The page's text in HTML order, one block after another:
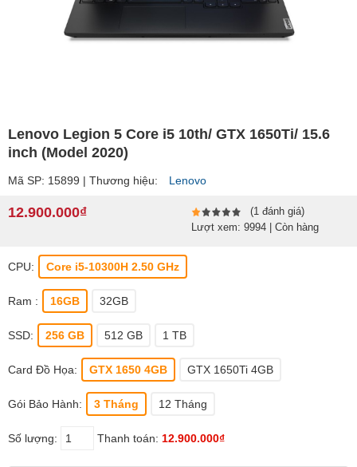
Lenovo Legion 5 Core i5 10th/ GTX 1650Ti/ 15.6
inch (Model 2020)
Mã SP: 15899 | Thương hiệu: Lenovo
12.900.000₫
(1 đánh giá)
Lượt xem: 9994 | Còn hàng
CPU: Core i5-10300H 2.50 GHz
Ram : 16GB 32GB
SSD: 256 GB 512 GB 1 TB
Card Đồ Họa: GTX 1650 4GB GTX 1650Ti 4GB
Gói Bảo Hành: 3 Tháng 12 Tháng
Số lượng: Thanh toán: 12.900.000₫